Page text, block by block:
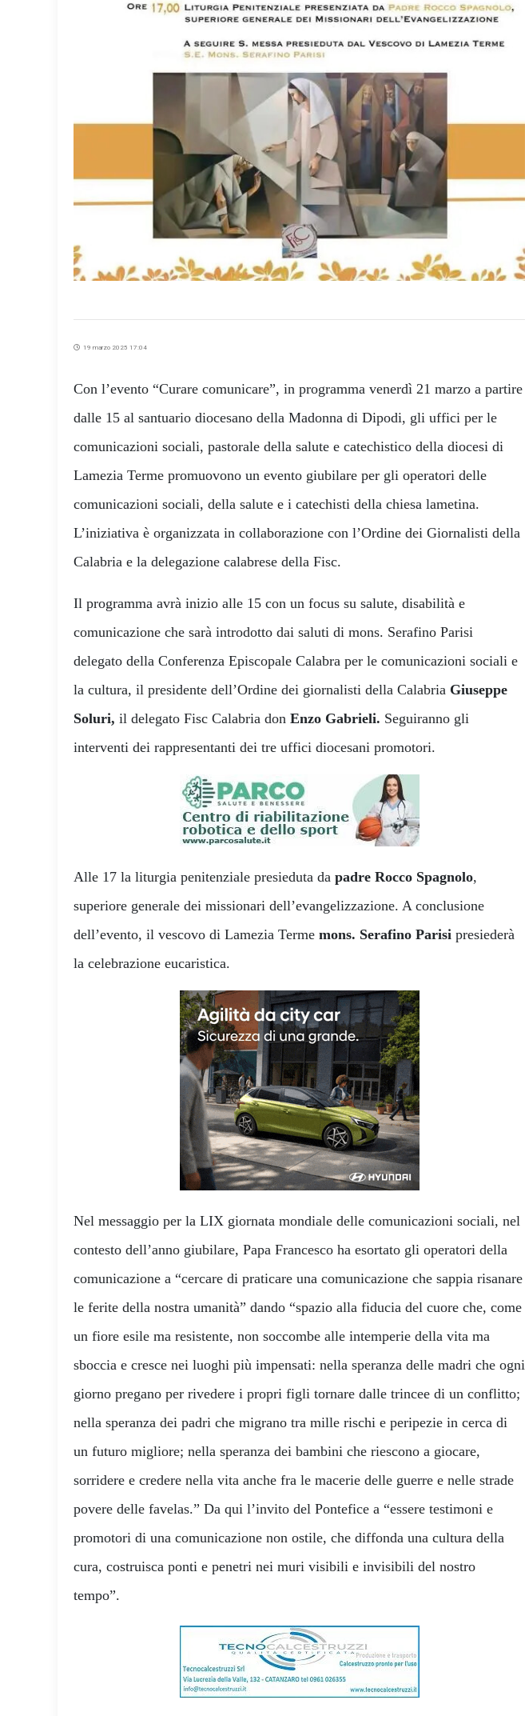
19 marzo 2025 17:04
Con l’evento “Curare comunicare”, in programma venerdì 21 marzo a partire
dalle 15 al santuario diocesano della Madonna di Dipodi, gli uffici per le
comunicazioni sociali, pastorale della salute e catechistico della diocesi di
Lamezia Terme promuovono un evento giubilare per gli operatori delle
comunicazioni sociali, della salute e i catechisti della chiesa lametina.
L’iniziativa è organizzata in collaborazione con l’Ordine dei Giornalisti della
Calabria e la delegazione calabrese della Fisc.
Il programma avrà inizio alle 15 con un focus su salute, disabilità e
comunicazione che sarà introdotto dai saluti di mons. Serafino Parisi
delegato della Conferenza Episcopale Calabra per le comunicazioni sociali e
la cultura, il presidente dell’Ordine dei giornalisti della Calabria Giuseppe
Soluri, il delegato Fisc Calabria don Enzo Gabrieli. Seguiranno gli
interventi dei rappresentanti dei tre uffici diocesani promotori.
Alle 17 la liturgia penitenziale presieduta da padre Rocco Spagnolo,
superiore generale dei missionari dell’evangelizzazione. A conclusione
dell’evento, il vescovo di Lamezia Terme mons. Serafino Parisi presiederà
la celebrazione eucaristica.
Nel messaggio per la LIX giornata mondiale delle comunicazioni sociali, nel
contesto dell’anno giubilare, Papa Francesco ha esortato gli operatori della
comunicazione a “cercare di praticare una comunicazione che sappia risanare
le ferite della nostra umanità” dando “spazio alla fiducia del cuore che, come
un fiore esile ma resistente, non soccombe alle intemperie della vita ma
sboccia e cresce nei luoghi più impensati: nella speranza delle madri che ogni
giorno pregano per rivedere i propri figli tornare dalle trincee di un conflitto;
nella speranza dei padri che migrano tra mille rischi e peripezie in cerca di
un futuro migliore; nella speranza dei bambini che riescono a giocare,
sorridere e credere nella vita anche fra le macerie delle guerre e nelle strade
povere delle favelas.” Da qui l’invito del Pontefice a “essere testimoni e
promotori di una comunicazione non ostile, che diffonda una cultura della
cura, costruisca ponti e penetri nei muri visibili e invisibili del nostro
tempo”.